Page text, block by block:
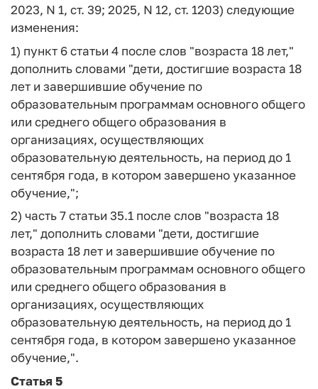
2023, N 1, ст. 39; 2025, N 12, ст. 1203) следующие
изменения:
1) пункт 6 статьи 4 после слов "возраста 18 лет,"
дополнить словами "дети, достигшие возраста 18
лет и завершившие обучение по
образовательным программам основного общего
или среднего общего образования в
организациях, осуществляющих
образовательную деятельность, на период до 1
сентября года, в котором завершено указанное
обучение,";
2) часть 7 статьи 35.1 после слов "возраста 18
лет," дополнить словами "дети, достигшие
возраста 18 лет и завершившие обучение по
образовательным программам основного общего
или среднего общего образования в
организациях, осуществляющих
образовательную деятельность, на период до 1
сентября года, в котором завершено указанное
обучение,".
Статья 5